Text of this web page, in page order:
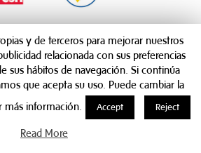
y de terceros para mejorar nuestros
relacionada con sus preferencias
sus hábitos de navegación. Si continúa
que acepta su uso. Puede cambiar la
información.
Accept Reject
Read More